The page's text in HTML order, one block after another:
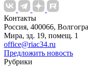
Контакты
Россия, 400066,
Мира, зд. 19, помещ. 1
office@riac34.ru
Предложить новость
Рубрики